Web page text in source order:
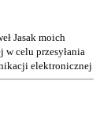
Jasak moich
w celu przesyłania
elektronicznej